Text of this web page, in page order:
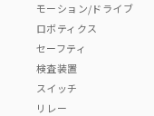
モーション/ドライブ
ロボティクス
セーフティ
検査装置
スイッチ
リレー